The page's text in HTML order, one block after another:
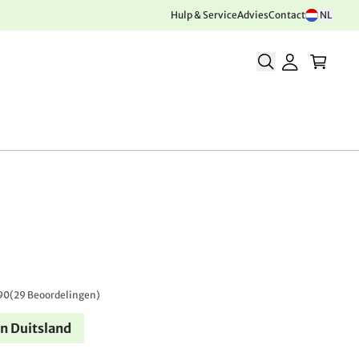
Hulp & ServiceAdviesContact NL
(29 Beoordelingen)
Duitsland